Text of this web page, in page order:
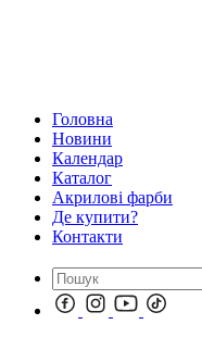
Головна
Новини
Календар
Каталог
Акрилові фарби
Де купити?
Контакти